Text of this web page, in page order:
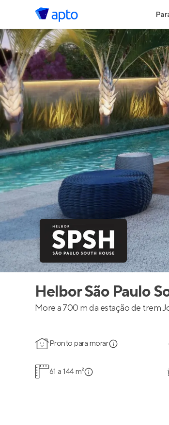
Helbor São Paulo
More a 700 m da estação de trem
Pronto para morar
61 a 144 m²